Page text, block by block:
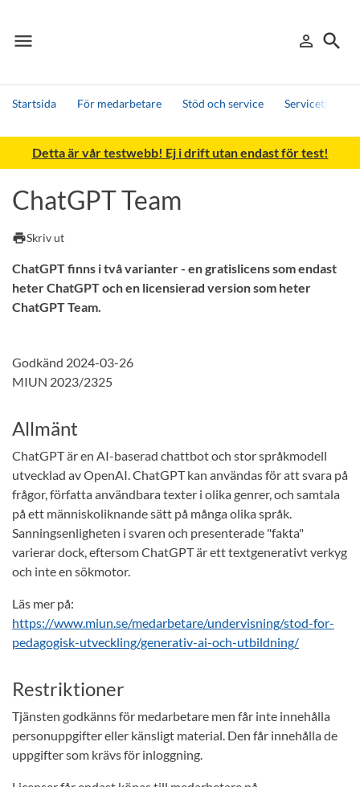
menu
Meny person_outline
Logga in
search
Sök
Startsida För medarbetare Stöd och service Servicetjänster
Sök
Andra söktjänster
Detta är vår testwebb! Ej i drift utan endast för test!
ChatGPT Team
printSkriv ut
ChatGPT finns i två varianter - en gratislicens som endast
heter ChatGPT och en licensierad version som heter
ChatGPT Team.
Godkänd 2024-03-26
MIUN 2023/2325
Allmänt
ChatGPT är en AI-baserad chattbot och stor språkmodell
utvecklad av OpenAI. ChatGPT kan användas för att svara på
frågor, författa användbara texter i olika genrer, och samtala
på ett människoliknande sätt på många olika språk.
Sanningsenligheten i svaren och presenterade "fakta"
varierar dock, eftersom ChatGPT är ett textgenerativt verkyg
och inte en sökmotor.
Läs mer på:
https://www.miun.se/medarbetare/undervisning/stod-for-
pedagogisk-utveckling/generativ-ai-och-utbildning/
Restriktioner
Tjänsten godkänns för medarbetare men får inte innehålla
personuppgifter eller känsligt material. Den får innehålla de
uppgifter som krävs för inloggning.